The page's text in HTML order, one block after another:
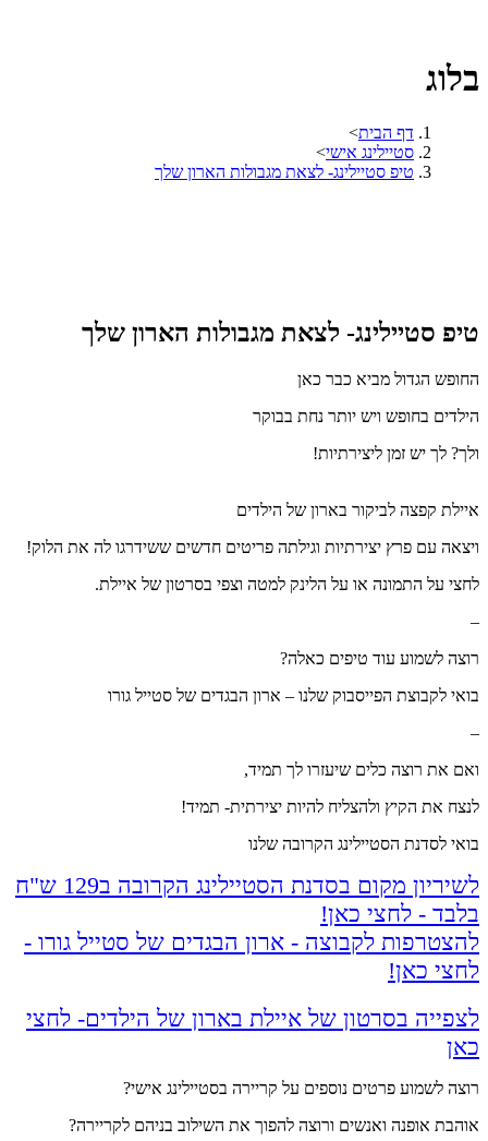
בלוג
דף הבית>
סטיילינג אישי>
טיפ סטיילינג- לצאת מגבולות הארון שלך
טיפ סטיילינג- לצאת מגבולות הארון שלך
החופש הגדול מביא כבר כאן
הילדים בחופש ויש יותר נחת בבוקר
ולך? לך יש זמן ליצירתיות!
איילת קפצה לביקור בארון של הילדים
ויצאה עם פרץ יצירתיות וגילתה פריטים חדשים ששידרגו לה את הלוק!
לחצי על התמונה או על הלינק למטה וצפי בסרטון של איילת.
–
רוצה לשמוע עוד טיפים כאלה?
בואי לקבוצת הפייסבוק שלנו – ארון הבגדים של סטייל גורו
–
ואם את רוצה כלים שיעזרו לך תמיד,
לנצח את הקיץ ולהצליח להיות יצירתית- תמיד!
בואי לסדנת הסטיילינג הקרובה שלנו
לשיריון מקום בסדנת הסטיילינג הקרובה ב129 ש"ח
בלבד - לחצי כאן!
להצטרפות לקבוצה - ארון הבגדים של סטייל גורו -
לחצי כאן!
לצפייה בסרטון של איילת בארון של הילדים- לחצי
כאן
רוצה לשמוע פרטים נוספים על קריירה בסטיילינג אישי?
אוהבת אופנה ואנשים ורוצה להפוך את השילוב בניהם לקריירה?